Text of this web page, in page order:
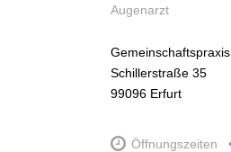
Augenarzt
Gemeinschaftspraxis
Schillerstraße 35
99096 Erfurt
Öffnungszeiten